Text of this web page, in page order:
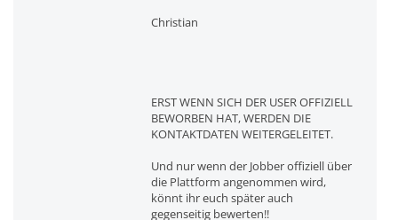
Christian
ERST WENN SICH DER USER OFFIZIELL
BEWORBEN HAT, WERDEN DIE
KONTAKTDATEN WEITERGELEITET.
Und nur wenn der Jobber offiziell über
die Plattform angenommen wird,
könnt ihr euch später auch
gegenseitig bewerten!!